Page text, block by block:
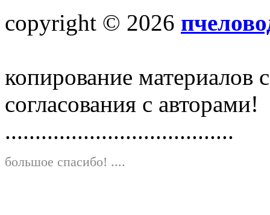
copyright © 2026
копирование материалов
согласования с авторами!
......................................
большое спасибо! ....